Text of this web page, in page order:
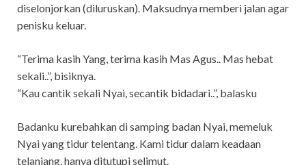
diselonjorkan (diluruskan). Maksudnya memberi jalan agar
penisku keluar.
“Terima kasih Yang, terima kasih Mas Agus.. Mas hebat
sekali..”, bisiknya.
“Kau cantik sekali Nyai, secantik bidadari..”, balasku
Badanku kurebahkan di samping badan Nyai, memeluk
Nyai yang tidur telentang. Kami tidur dalam keadaan
telanjang, hanya ditutupi selimut.